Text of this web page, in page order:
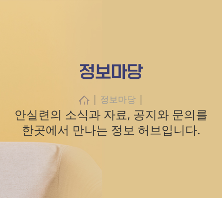
정보마당
| 정보마당|
안실련의 소식과 자료, 공지와 문의를
한곳에서 만나는 정보 허브입니다.